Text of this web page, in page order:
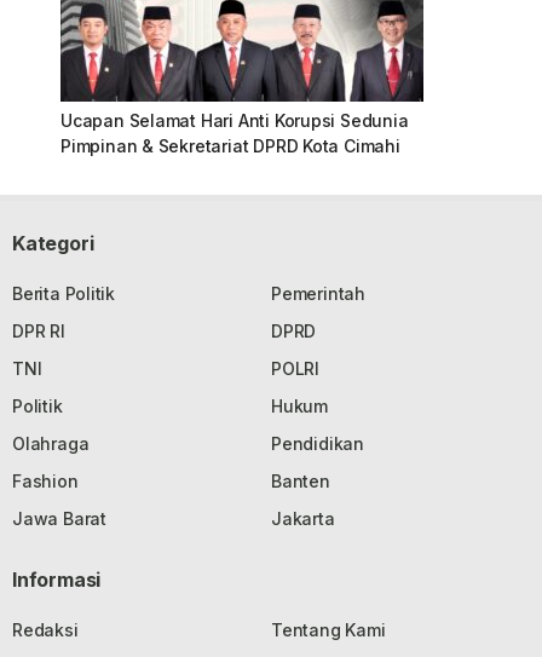
Ucapan Selamat Hari Anti Korupsi Sedunia
Pimpinan & Sekretariat DPRD Kota Cimahi
Kategori
Berita Politik
Pemerintah
DPR RI
DPRD
TNI
POLRI
Politik
Hukum
Olahraga
Pendidikan
Fashion
Banten
Jawa Barat
Jakarta
Informasi
Redaksi Tentang Kami